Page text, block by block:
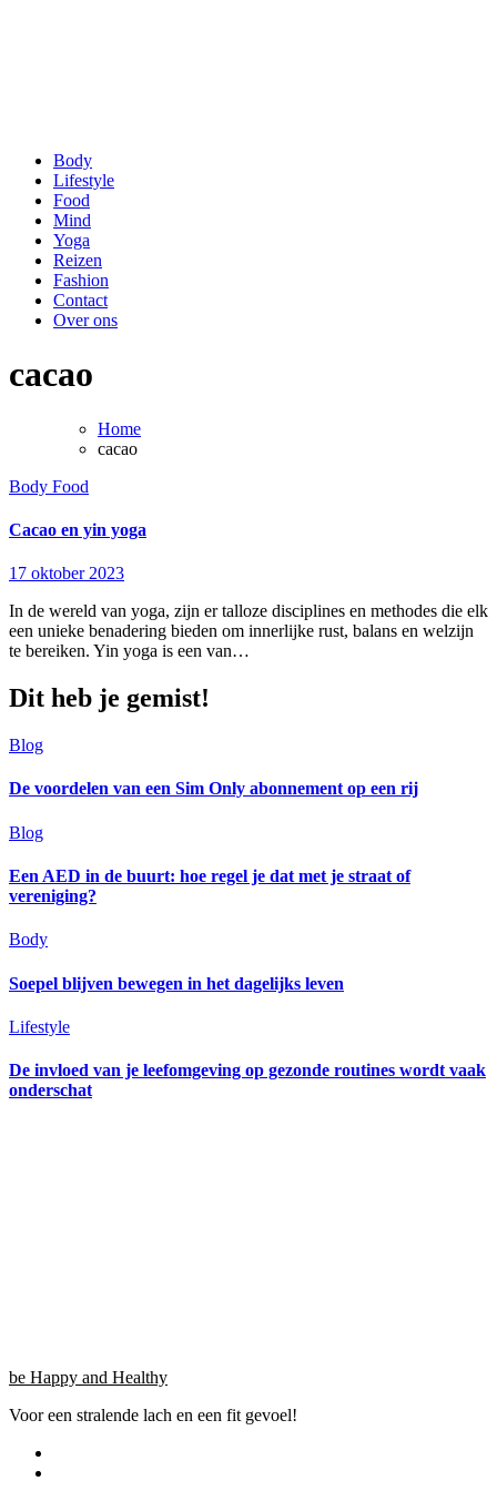
Voor een stralende lach en een fit gevoel!
Body
Lifestyle
Food
Mind
Yoga
Reizen
Fashion
Contact
Over ons
cacao
Home
cacao
Body Food
Cacao en yin yoga
17 oktober 2023
In de wereld van yoga, zijn er talloze disciplines en methodes die elk
een unieke benadering bieden om innerlijke rust, balans en welzijn
te bereiken. Yin yoga is een van…
Dit heb je gemist!
Blog
De voordelen van een Sim Only abonnement op een rij
Blog
Een AED in de buurt: hoe regel je dat met je straat of
vereniging?
Body
Soepel blijven bewegen in het dagelijks leven
Lifestyle
De invloed van je leefomgeving op gezonde routines wordt vaak
onderschat
be Happy and Healthy
Voor een stralende lach en een fit gevoel!